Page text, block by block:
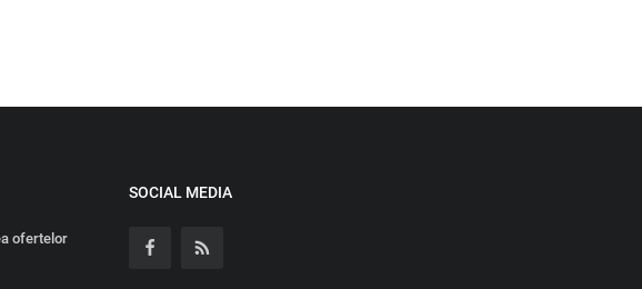
ofertelor
SOCIAL MEDIA